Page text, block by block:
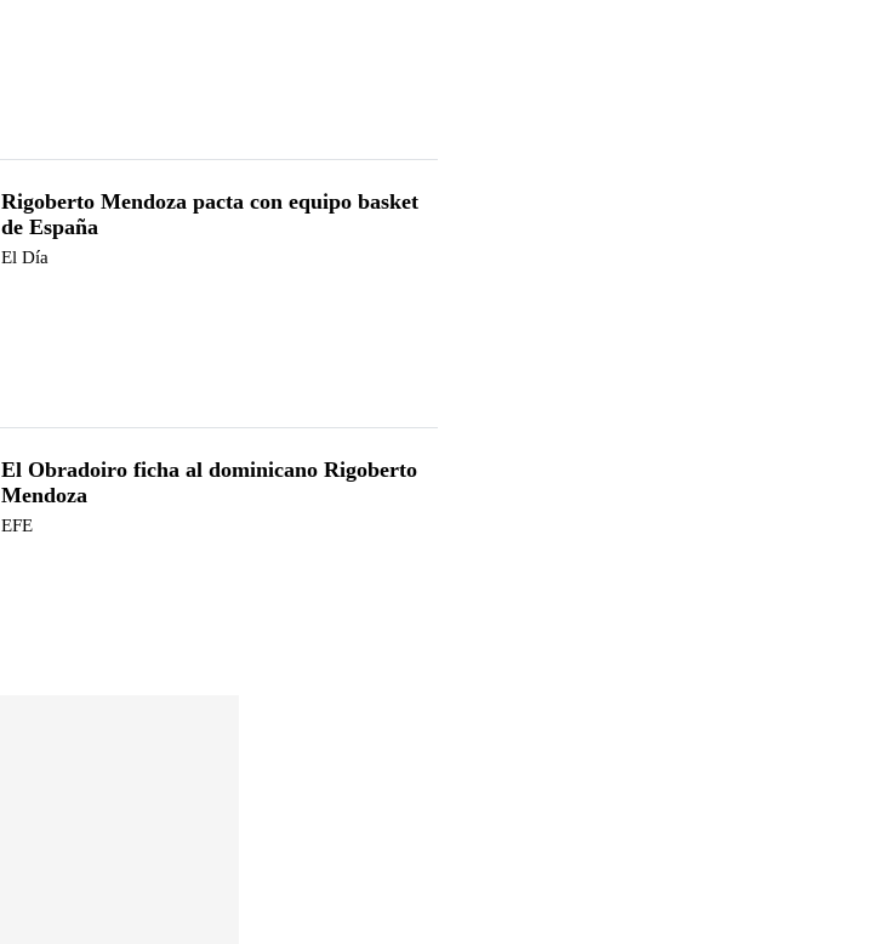
Rigoberto Mendoza pacta con equipo basket
de España
El Día
El Obradoiro ficha al dominicano Rigoberto
Mendoza
EFE